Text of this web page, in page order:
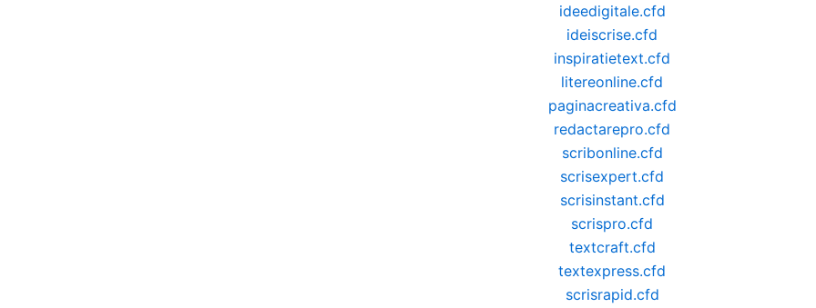
ideedigitale.cfd
ideiscrise.cfd
inspiratietext.cfd
litereonline.cfd
paginacreativa.cfd
redactarepro.cfd
scribonline.cfd
scrisexpert.cfd
scrisinstant.cfd
scrispro.cfd
textcraft.cfd
textexpress.cfd
scrisrapid.cfd